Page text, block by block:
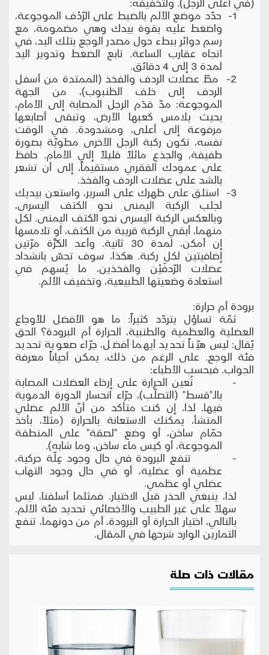
1- حدّد موضع الألم بالضبط على الرّدْف الموجوعة،
واضغط عليه بقوة بيدك وهي مضمومة، مع
رسم دوائر ببطء حول مصدر الوجع بتلك اليد، في
اتجاه عقارب الساعة. تابع الضغط وتدوير اليد
لمدة 3 إلى 4 دقائق.
2- مطّ عضلات الردف والفخذ (الممتدة من أسفل
الردف إلى خلف الظنبوب)، من الجهة
الموجوعة: مدّ قدَم الرجل المصابة إلى الأمام،
بحيث يلامس كعبها الأرض، وتبقى أصابعها
مرفوعة إلى أعلى، ومشدودة. في الوقت
نفسه، تكون ركبة الرجل الأخرى مطويّة بصورة
طفيفة، والجذع مائلاً قليلاً إلى الأمام. حافظ
على عمودك الفقري مستقيماً، إلى أن تشعر
بالشد على عضلات الردف والفخذ.
3- استلق على ظهرك على السرير، واستعن بيديك
لجلب الركبة اليمنى نحو الكتف اليسرى،
وبالعكس الركبة اليسرى نحو الكتف اليمنى. لكل
منهما، أبقي الركبة قريبة من الكتف، أو تلامسها
إن أمكن، لمدة 30 ثانية. وأعد الكَرَّة مرّتين
إضافيتين لكل ركبة. هكذا، سوف تحسّ بانشداد
عضلات الرّدفَيْن والفخذين، ما يُسهم في
استعادة وضعيتها الطبيعية، وتخفيف الألم.
برودة أم حرارة:
ثمّة تساؤل يتردّد كثيراً: ما هو الأفضل للأوجاع
العضلية والعظمية والطنبية، الحرارة أم البرودة؟ الحق
يُقال: ليس هيّناً تحديد أيهما أفضل، جرّاء صعوبة تحديد
فئة الوجع. على الرغم من ذلك، يمكن أحياناً معرفة
الجواب. فبحسب الأطباء:
- تُعين الحرارة على إرخاء العضلات المصابة
بالـ"قسط" (التصلّب)، جرّاء انحسار الدورة الدموية
فيها. لذا، إن كنت متأكد من أنّ الألم عضلي
المنشأ، يمكنك الاستعانة بالحرارة (مثلاً، بأخذ
حمّام ساخن، أو وضع "لصقة" على المنطقة
الموجوعة، أو كيس ماء ساخن، وما شابه).
- تنفع البرودة في حال وجود عِلّة حركية،
عظمية أو عضلية، أو في حال وجود التهاب
عضلي أو عظمي.
لذا، ينبغي الحذر قبل الاختيار. فمثلما أسلفنا، ليس
سهلاً على غير الطبيب والأخصائي تحديد فئة الألم.
بالتالي، اختيار الحرارة أو البرودة، أم من دونهما، تنفع
التمارين الوارد شرحها في المقال.
مقالات ذات صلة